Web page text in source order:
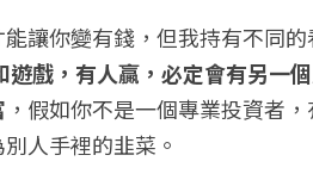
讓你變有錢，但我持有不同的
戲，有人贏，必定會有另一
，假如你不是一個專業投資者
人手裡的韭菜。